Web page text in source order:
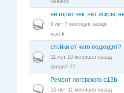
Горячая тема
не горит чек, нет искры,
9 лет 7 месяцев назад
ivan.k
Горячая тема
стойки от чего подходят?
11 лет 10 месяцев назад
diman7-77
Обычная тема
Ремонт логовского d13b
10 лет 11 месяцев назад